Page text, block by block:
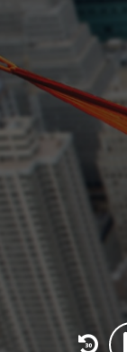
Audio